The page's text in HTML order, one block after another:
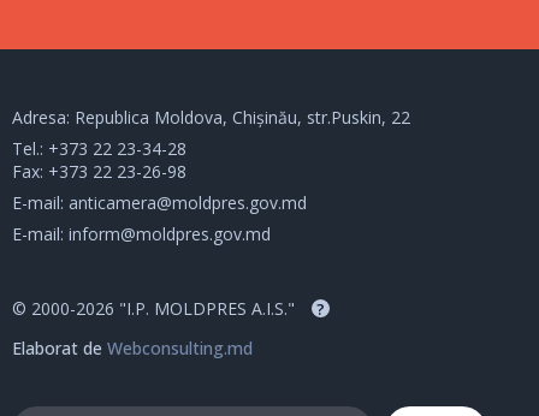
Adresa: Republica Moldova, Chișinău, str.Puskin, 22
Tel.: +373 22 23-34-28
Fax: +373 22 23-26-98
E-mail: anticamera@moldpres.gov.md
E-mail: inform@moldpres.gov.md
© 2000-2026 "I.P. MOLDPRES A.I.S." ?
Elaborat de Webconsulting.md